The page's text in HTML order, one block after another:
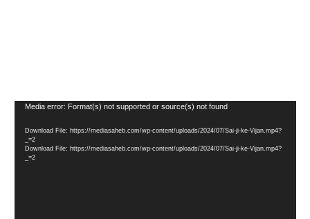
Video
Media error: Format(s) not supported or source(s) not found
Download File: https://mediasaheb.com/wp-content/uploads/2024/07/Sai-ji-ke-Vijan.mp4?
_=2
Download File: https://mediasaheb.com/wp-content/uploads/2024/07/Sai-ji-ke-Vijan.mp4?
_=2